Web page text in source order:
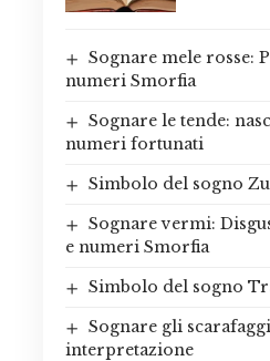
Sognare mele rosse:
numeri Smorfia
Sognare le tende:
numeri fortunati
Simbolo del sogno
Sognare vermi:
e numeri Smorfia
Simbolo del sogno
Sognare gli
interpretazione